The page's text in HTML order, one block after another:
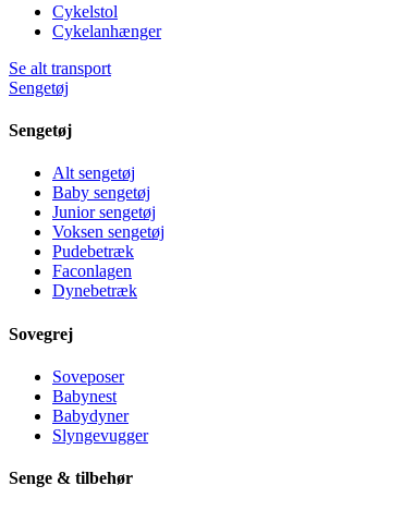
Cykelstol
Cykelanhænger
Se alt transport
Sengetøj
Sengetøj
Alt sengetøj
Baby sengetøj
Junior sengetøj
Voksen sengetøj
Pudebetræk
Faconlagen
Dynebetræk
Sovegrej
Soveposer
Babynest
Babydyner
Slyngevugger
Senge & tilbehør